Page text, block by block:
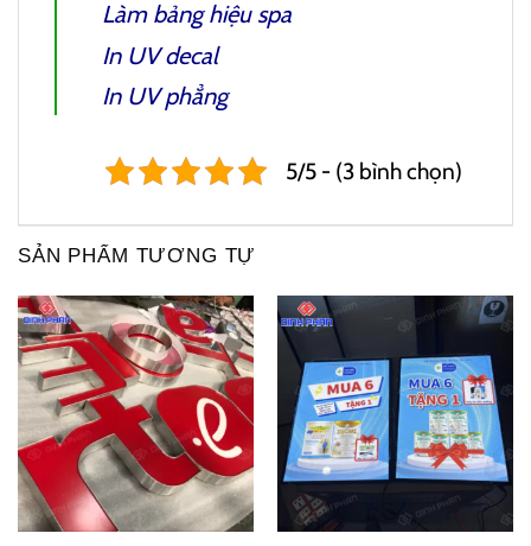
Làm bảng hiệu spa
In UV decal
In UV phẳng
5/5 - (3 bình chọn)
SẢN PHẨM TƯƠNG TỰ